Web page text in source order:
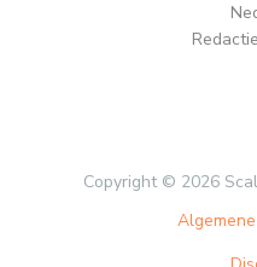
Copyright © 2026